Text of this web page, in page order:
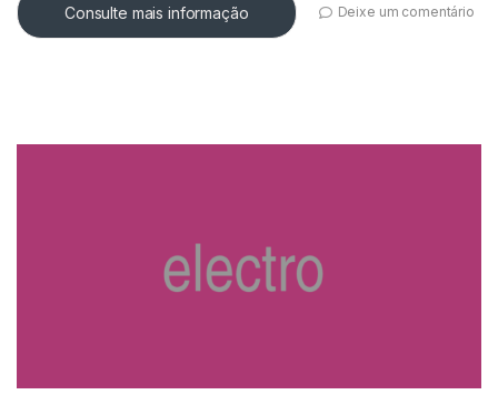
Consulte mais informação Deixe um comentário